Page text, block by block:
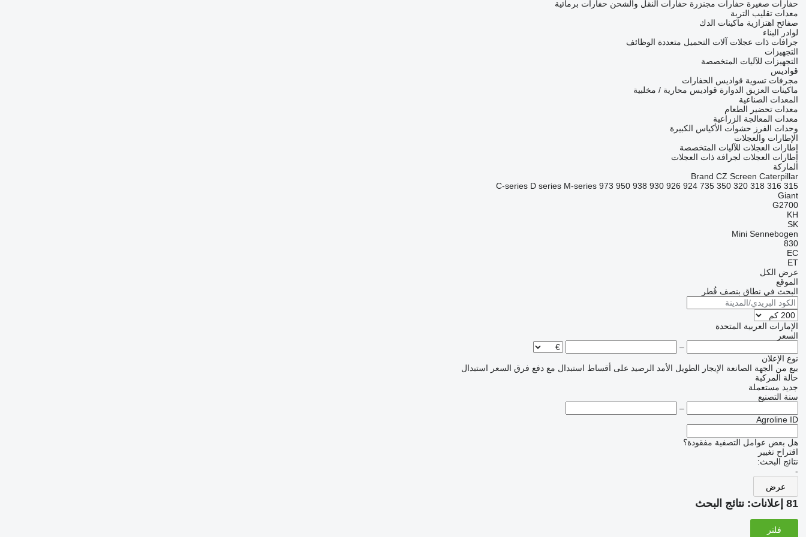
حفارات صغيرة حفارات مجنزرة حفارات النقل والشحن حفارات برمائية
معدات تقليب التربة
صفائح اهتزازية ماكينات الدك
لوادر البناء
جرافات ذات عجلات آلات التحميل متعددة الوظائف
التجهيزات
التجهيزات للآليات المتخصصة
قواديس
مجرفات تسوية قواديس الحفارات
ماكينات العزيق الدوارة قواديس محارية / مخلبية
المعدات الصناعية
معدات تحضير الطعام
معدات المعالجة الزراعية
وحدات الفرز حشوات الأكياس الكبيرة
الإطارات والعجلات
إطارات العجلات للآليات المتخصصة
إطارات العجلات لجرافة ذات العجلات
الماركة
Brand CZ Screen Caterpillar
315
316
318
320
350
735
924
926
930
938
950
973
C-series D series M-series
Giant
G2700
KH
SK
Mini Sennebogen
830
EC
ET
عرض الكل
الموقع
البحث في نطاق بنصف قُطر
الإمارات العربية المتحدة
السعر
–
نوع الإعلان
بيع من الجهة الصانعة الإيجار الطويل الأمد الرصيد على أقساط استبدال مع دفع فرق السعر استبدال
حالة المركبة
جديد مستعملة
سنة التصنيع
–
Agroline ID
هل بعض عوامل التصفية مفقودة؟
اقتراح تغيير
نتائج البحث:
-
عرض
81 إعلانات: نتائج البحث
فلتر